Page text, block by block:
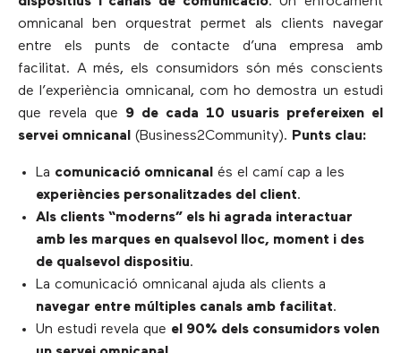
omnicanal ben orquestrat permet als clients navegar
entre els punts de contacte d’una empresa amb
facilitat. A més, els consumidors són més conscients
de l’experiència omnicanal, com ho demostra un estudi
que revela que 9 de cada 10 usuaris prefereixen el
servei omnicanal
(Business2Community). Punts clau:
La comunicació omnicanal
és el camí cap a les
experiències personalitzades del client.
Als clients “moderns” els hi agrada interactuar
amb les marques en qualsevol lloc, moment i des
de qualsevol dispositiu.
La comunicació omnicanal ajuda als clients a
navegar entre múltiples canals amb facilitat.
Un estudi revela que el 90% dels consumidors volen